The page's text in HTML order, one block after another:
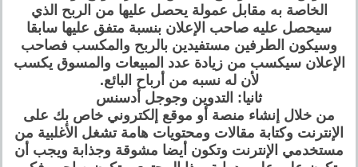
الخاصة به مقابل عمولة يحصل عليها من الربح الذي
سيحصل عليه صاحب الإعلان بنسبة متفق عليها سابقا
وسيكون الطرفين مستفيدين بالربح والمكسب فصاحب
الإعلان سيكسب من زيادة عدد المبيعات والمسوق يكسب
لأن له نسبه من أرباح البائع.
ثانيا: التدوين وجوجل أدسنس
من خلال إنشاء منصة أو موقع إلكتروني خاص بك على
الإنترنت وكتابة مقالات ومحتويات هامة تشغل الأغلبية من
مستخدمي الإنترنت وتكون أيضا مشوقة وجذابة ويجب أن